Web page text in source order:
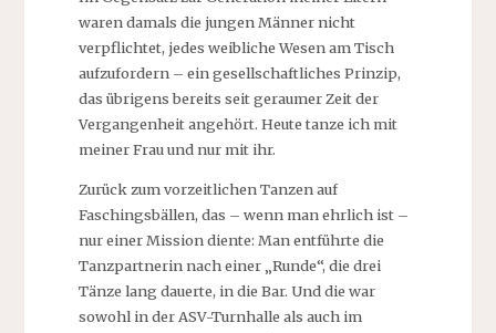
waren damals die jungen Männer nicht
verpflichtet, jedes weibliche Wesen am Tisch
aufzufordern – ein gesellschaftliches Prinzip,
das übrigens bereits seit geraumer Zeit der
Vergangenheit angehört. Heute tanze ich mit
meiner Frau und nur mit ihr.
Zurück zum vorzeitlichen Tanzen auf
Faschingsbällen, das – wenn man ehrlich ist –
nur einer Mission diente: Man entführte die
Tanzpartnerin nach einer „Runde“, die drei
Tänze lang dauerte, in die Bar. Und die war
sowohl in der ASV-Turnhalle als auch im